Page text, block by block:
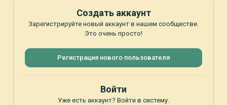
Создать аккаунт
Зарегистрируйте новый аккаунт в нашем сообществе.
Это очень просто!
Регистрация нового пользователя
Войти
Уже есть аккаунт? Войти в систему.